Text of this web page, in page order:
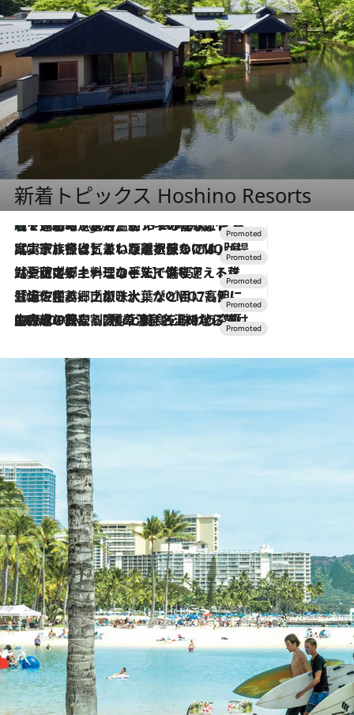
新着トピックス Hoshino Resorts
9 Hours Ago
【トンボの足水浴】ヒノキの香りに包まれて涼感マックス！約13℃の湧水かけ流しを避暑地「星野温泉 トンボの湯」で体験
2026.7.31
【ホテル帰省】という選択肢をOMOが提案。家族とほどよい距離を保つには「昼は実家、夜は気兼ねなくホテルで！」
2026.7.24
【夏限定ディナーコース】旬を迎える稚鮎や花ズッキーニなどをイタリア・トスカーナの郷土料理の手法で満喫！
2026.7.17
「土佐和ハーブかき氷」がOMO7高知に登場！生姜、山椒、大葉など目にも舌にも涼を呼ぶ郷土の味
2026.7.10
NEW OPEN！【界 草津】名湯の地に誕生。趣の異なる2種の温泉と上州ならではの会席・蕎麦割烹など美食を味わう究極の癒やし旅